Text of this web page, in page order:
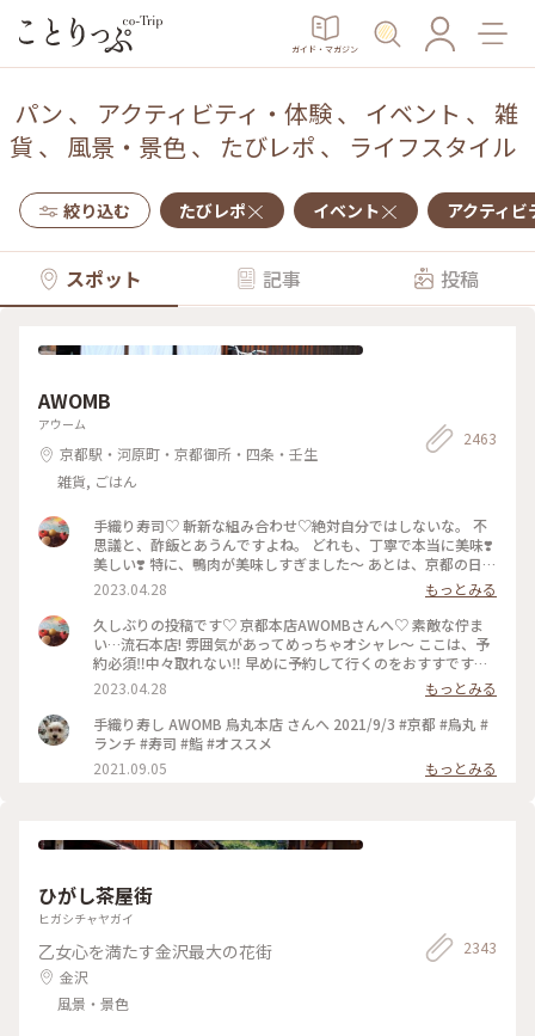
ガイド・マガジン
パン 、 アクティビティ・体験、 イベント 、 雑
貨 、 風景・景色、 たびレポ 、 ライフスタイル
絞り込む たびレポ イベント アクティビ
スポット 記事 投稿
AWOMB
アウーム
京都駅・河原町・京都御所・四条・壬生
雑貨, ごはん
2463
手織り寿司♡ 斬新な組み合わせ♡絶対自分ではしないな。 不
思議と、酢飯とあうんですよね。 どれも、丁寧で本当に美味❣️
美しい❣️ 特に、鴨肉が美味しすぎました〜 あとは、京都の日本
酒🍶♡ 素敵時間でした〜 #わたしのことりっぷ旅 #AWOMB #
京都 #烏丸本店 #手織り寿司
2023.04.28
もっとみる
久しぶりの投稿です♡ 京都本店AWOMBさんへ♡ 素敵な佇ま
い…流石本店! 雰囲気があってめっちゃオシャレ〜 ここは、予
約必須‼︎中々取れない‼︎ 早めに予約して行くのをおすすです♡
GW人すごそうですね… #京都 #AWOMB #烏丸本店 #手織り寿
司
2023.04.28
もっとみる
手織り寿し AWOMB 烏丸本店 さんへ 2021/9/3 #京都 #烏丸 #
ランチ #寿司 #鮨 #オススメ
2021.09.05
もっとみる
ひがし茶屋街
ヒガシチャヤガイ
乙女心を満たす金沢最大の花街
金沢
風景・景色
2343